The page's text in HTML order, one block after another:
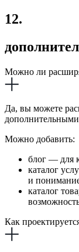
12.
Можно ли
Да, вы можете
Можно добавить:
блог — для
каталог
и
каталог
Как